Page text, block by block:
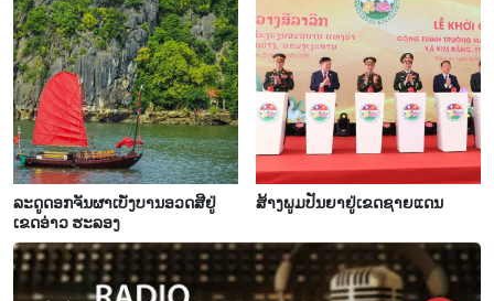
ລະດູດອກຈັນຜາເບັ່ງບານອວດສີຢູ່
ເຂດອ່າວ ຮະລອງ
ສ້າງພູມປັນຍາຢູ່ເຂດຊາຍແດນ